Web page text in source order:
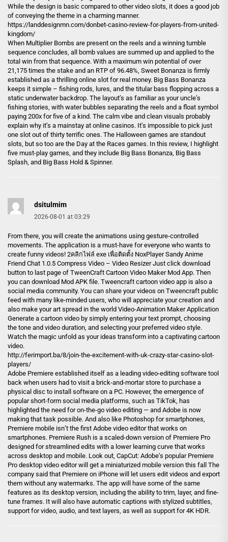
While the design is basic compared to other video slots, it does a good job
of conveying the theme in a charming manner.
https://landdesignmn.com/donbet-casino-review-for-players-from-united-
kingdom/
When Multiplier Bombs are present on the reels and a winning tumble
sequence concludes, all bomb values are summed up and applied to the
total win from that sequence. With a maximum win potential of over
21,175 times the stake and an RTP of 96.48%, Sweet Bonanza is firmly
established as a thrilling online slot for real money. Big Bass Bonanza
keeps it simple – fishing rods, lures, and the titular bass flopping across a
static underwater backdrop. The layout’s as familiar as your uncle’s
fishing stories, with water bubbles separating the reels and a float symbol
paying 200x for five of a kind. The calm vibe and clean visuals probably
explain why it’s a mainstay at online casinos. It’s impossible to pick just
one slot out of thirty terrific ones. The Halloween games are standout
slots, but so too are the Day at the Races games. In this review, I highlight
five must-play games, and they include Big Bass Bonanza, Big Bass
Splash, and Big Bass Hold & Spinner.
dsitulmim
2026-08-01 at 03:29
From there, you will create the animations using gesture-controlled
movements. The application is a must-have for everyone who wants to
create funny videos! 2คลิกไฟล์ exe เพื่อติดตั้ง NoxPlayer Sandy Anime
Friend Chat 1.0.5 Compress Video – Video Resizer Just click download
button to last page of TweenCraft Cartoon Video Maker Mod App. Then
you can download Mod APK file. Tweencraft cartoon video app is also a
social media community. You can share your videos on Tweencraft public
feed with many like-minded users, who will appreciate your creation and
also make your art spread in the world Video-Animation Maker Application
Generate a cartoon video by simply entering your text prompt, choosing
the tone and video duration, and selecting your preferred video style.
Watch the magic unfold as your ideas transform into a captivating cartoon
video.
http://ferimport.ba/8/join-the-excitement-with-uk-crazy-star-casino-slot-
players/
Adobe Premiere established itself as a leading video-editing software tool
back when users had to visit a brick-and-mortar store to purchase a
physical disc to install software on a PC. However, the emergence of
popular short-form social media platforms, such as TikTok, has
highlighted the need for on-the-go video editing — and Adobe is now
making that task possible. And also like Photoshop for smartphones,
Premiere mobile isn’t the first Adobe video editor that works on
smartphones. Premiere Rush is a scaled-down version of Premiere Pro
designed for streamlined edits with a lower learning curve that works
across desktop and mobile. Look out, CapCut: Adobe’s popular Premiere
Pro desktop video editor will get a miniaturized mobile version this fall The
company said that Premiere on iPhone will let users edit videos and export
them without any watermarks. The app will have some of the same
features as its desktop version, including the ability to trim, layer, and fine-
tune frames. It will also have automatic captions with stylized subtitles,
support for video, audio, and text layers, as well as support for 4K HDR.